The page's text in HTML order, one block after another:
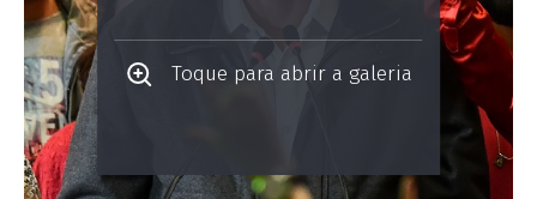
Toque para abrir a galeria